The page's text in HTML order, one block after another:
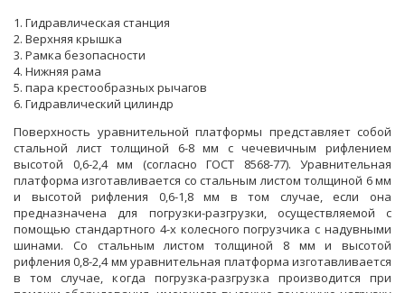
1. Гидравлическая станция
2. Верхняя крышка
3. Рамка безопасности
4. Нижняя рама
5. пара крестообразных рычагов
6. Гидравлический цилиндр
Поверхность уравнительной платформы представляет собой
стальной лист толщиной 6-8 мм с чечевичным рифлением
высотой 0,6-2,4 мм (согласно ГОСТ 8568-77). Уравнительная
платформа изготавливается со стальным листом толщиной 6 мм
и высотой рифления 0,6-1,8 мм в том случае, если она
предназначена для погрузки-разгрузки, осуществляемой с
помощью стандартного 4-х колесного погрузчика с надувными
шинами. Со стальным листом толщиной 8 мм и высотой
рифления 0,8-2,4 мм уравнительная платформа изготавливается
в том случае, когда погрузка-разгрузка производится при